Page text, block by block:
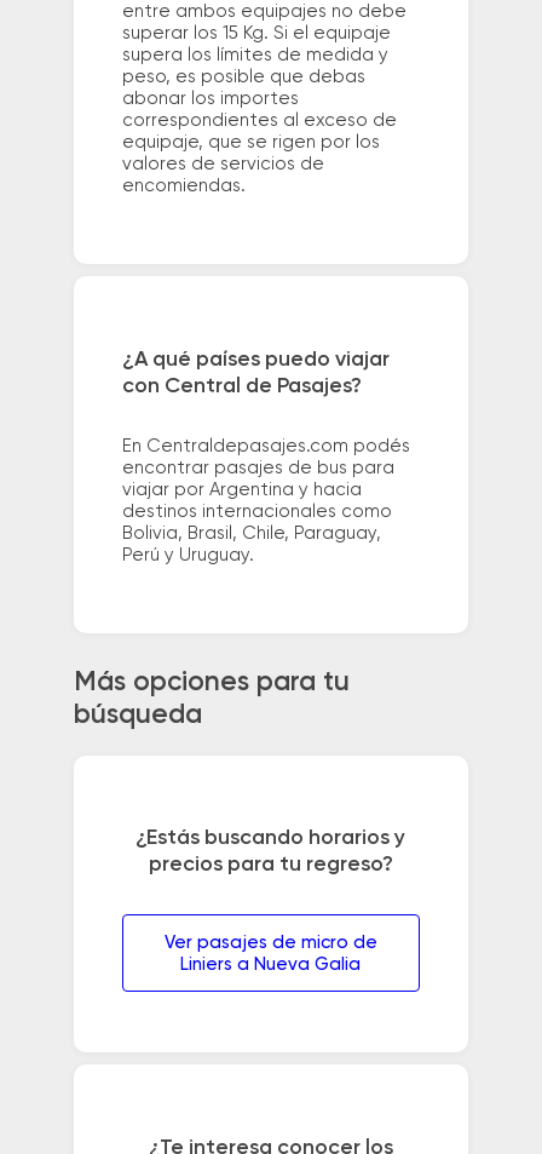
entre ambos equipajes no debe
superar los 15 Kg. Si el equipaje
supera los límites de medida y
peso, es posible que debas
abonar los importes
correspondientes al exceso de
equipaje, que se rigen por los
valores de servicios de
encomiendas.
¿A qué países puedo viajar
con Central de Pasajes?
En Centraldepasajes.com podés
encontrar pasajes de bus para
viajar por Argentina y hacia
destinos internacionales como
Bolivia, Brasil, Chile, Paraguay,
Perú y Uruguay.
Más opciones para tu
búsqueda
¿Estás buscando horarios y
precios para tu regreso?
Ver pasajes de micro de
Liniers a Nueva Galia
¿Te interesa conocer los